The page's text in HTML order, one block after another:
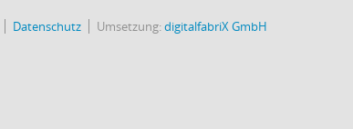
Datenschutz Umsetzung:digitalfabriX GmbH